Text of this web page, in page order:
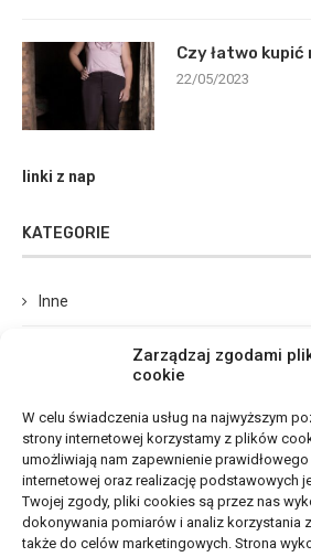
Zarządzaj zgodami
cookie
W celu świadczenia usług na najwyższym
strony internetowej korzystamy z plików
umożliwiają nam zapewnienie
internetowej oraz realizację podstawowych
Twojej zgody, pliki cookies są przez nas
dokonywania pomiarów i analiz korzystania
także do celów marketingowych. Strona
Czy łatwo kupić
22/05/2023
linki z nap
KATEGORIE
Inne
Biznes, Finanse
Budownictwo, Przemysł
Edukacja, Rozrywka
Zdrowie, Medycyna